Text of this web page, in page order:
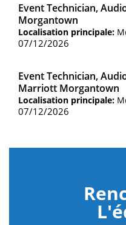
Event Technician,
Morgantown
Localisation principale:
07/12/2026
Event Technician,
Marriott Morgantown
Localisation principale:
07/12/2026